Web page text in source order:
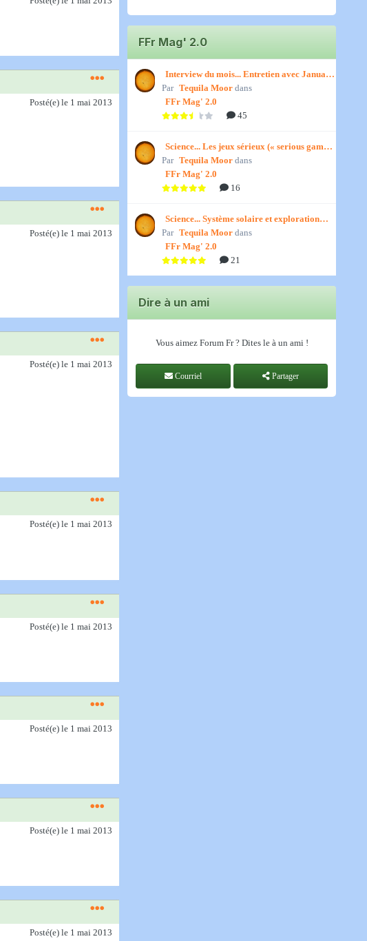
Posté(e) le 1 mai 2013
Posté(e) le 1 mai 2013
Posté(e) le 1 mai 2013
Posté(e) le 1 mai 2013
Posté(e) le 1 mai 2013
Posté(e) le 1 mai 2013
Posté(e) le 1 mai 2013
Posté(e) le 1 mai 2013
FFr Mag' 2.0
Interview du mois... Entretien avec January,
par Titenath
Par Tequila Moor dans
FFr Mag' 2.0
45
Science... Les jeux sérieux (« serious games
») par Jedino
Par Tequila Moor dans
FFr Mag' 2.0
16
Science... Système solaire et exploration
spatiale, par Jedino
Par Tequila Moor dans
FFr Mag' 2.0
21
Dire à un ami
Vous aimez Forum Fr ? Dites le à un ami !
Courriel Partager